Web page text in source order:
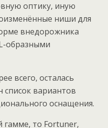
оптику, иную
ниши для
внедорожника
образными
всего, осталась
вариантов
оснащения.
гамме, то Fortuner,